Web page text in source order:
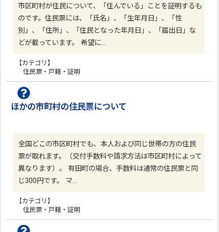
市区町村が住民について、「住んでいる」ことを証明するも
のです。住民票には、「氏名」、「生年月日」、「性
別」、「住所」、「住民となった年月日」、「届出日」な
どが載っています。 希望に…
【カテゴリ】
住民票・戸籍・証明
ほかの市町村の住民票について
全国どこの市区町村でも、本人および同じ世帯の方の住民
票が取れます。（交付手数料や請求方法は市区町村によって
異なります）。 有田町の場合、手数料は通常の住民票と同
じ300円です。 マ…
【カテゴリ】
住民票・戸籍・証明